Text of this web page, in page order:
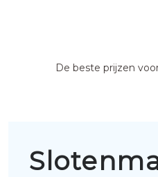
De beste prijzen